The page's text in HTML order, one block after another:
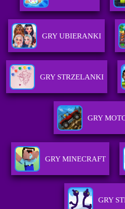
GRY UBIERANKI
GRY STRZELANKI
GRY
GRY MINECRAFT
GRY